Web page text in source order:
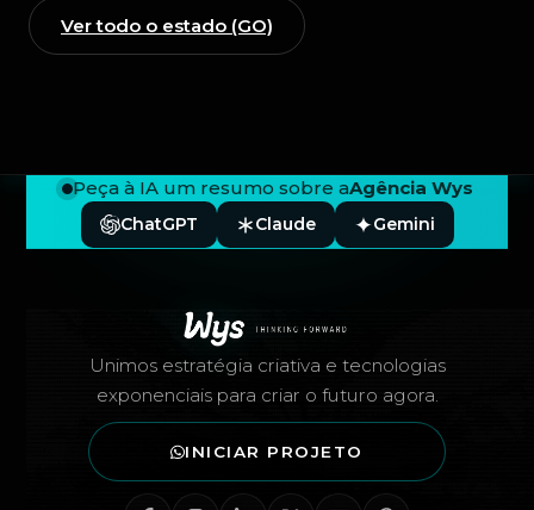
Ver todo o estado (GO)
Peça à IA um resumo sobre aAgência Wys
ChatGPT Claude Gemini
Unimos estratégia criativa e tecnologias
exponenciais para criar o futuro agora.
INICIAR PROJETO